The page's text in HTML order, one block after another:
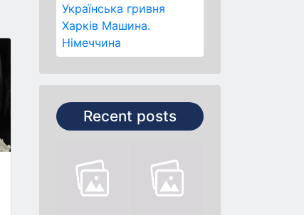
Українська гривня
Харків Машина.
Німеччина
Recent posts